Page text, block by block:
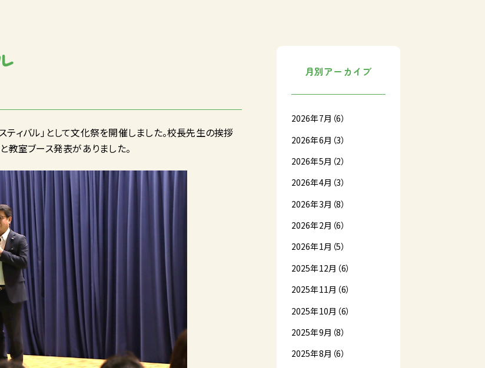
スティバル」として文化祭を開催しました。校長先生の挨拶
教室ブース発表がありました。
月別アーカイブ
2026年7月（6）
2026年6月（3）
2026年5月（2）
2026年4月（3）
2026年3月（8）
2026年2月（6）
2026年1月（5）
2025年12月（6）
2025年11月（6）
2025年10月（6）
2025年9月（8）
2025年8月（6）